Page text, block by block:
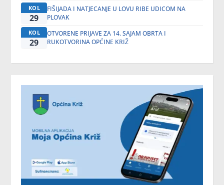
KOL
29
FIŠIJADA I NATJECANJE U LOVU RIBE UDICOM NA
PLOVAK
KOL
29
OTVORENE PRIJAVE ZA 14. SAJAM OBRTA I
RUKOTVORINA OPĆINE KRIŽ